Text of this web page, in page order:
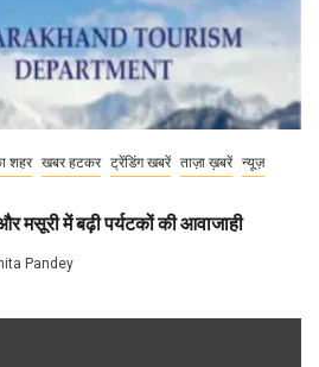
शहर खबर हटकर ट्रेंडिंग खबरें ताज़ा ख़बरें न्यूज़
मसूरी में बढ़ी पर्यटकों की आवाजाही
Pandey